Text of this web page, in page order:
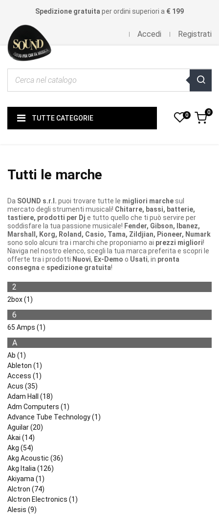
Spedizione gratuita per ordini superiori a € 199
Accedi Registrati
TUTTE CATEGORIE 0 0
Tutti le marche
Da SOUND s.r.l. puoi trovare tutte le migliori marche sul
mercato degli strumenti musicali! Chitarre, bassi, batterie,
tastiere, prodotti per Dj e tutto quello che ti può servire per
soddisfare la tua passione musicale! Fender, Gibson, Ibanez,
Marshall, Korg, Roland, Casio, Tama, Zildjian, Pioneer, Numark
sono solo alcuni tra i marchi che proponiamo ai prezzi migliori!
Naviga nel nostro elenco, scegli la tua marca preferita e scopri le
offerte tra i prodotti Nuovi, Ex-Demo o Usati, in pronta
consegna e spedizione gratuita!
2
2box (1)
6
65 Amps (1)
A
Ab (1)
Ableton (1)
Access (1)
Acus (35)
Adam Hall (18)
Adm Computers (1)
Advance Tube Technology (1)
Aguilar (20)
Akai (14)
Akg (54)
Akg Acoustic (36)
Akg Italia (126)
Akiyama (1)
Alctron (74)
Alctron Electronics (1)
Alesis (9)